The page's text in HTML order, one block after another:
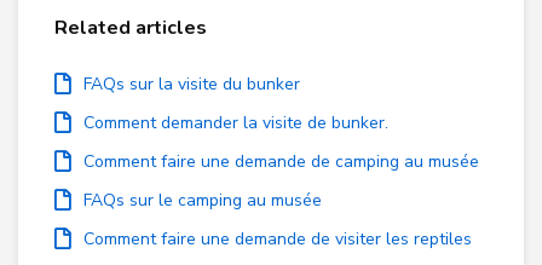
Related articles
FAQs sur la visite du bunker
Comment demander la visite de bunker.
Comment faire une demande de camping au musée
FAQs sur le camping au musée
Comment faire une demande de visiter les reptiles